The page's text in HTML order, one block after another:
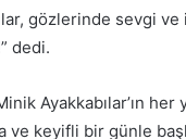
gözlerinde sevgi
dedi.
Ayakkabılar’ın her
ve keyifli bir günle